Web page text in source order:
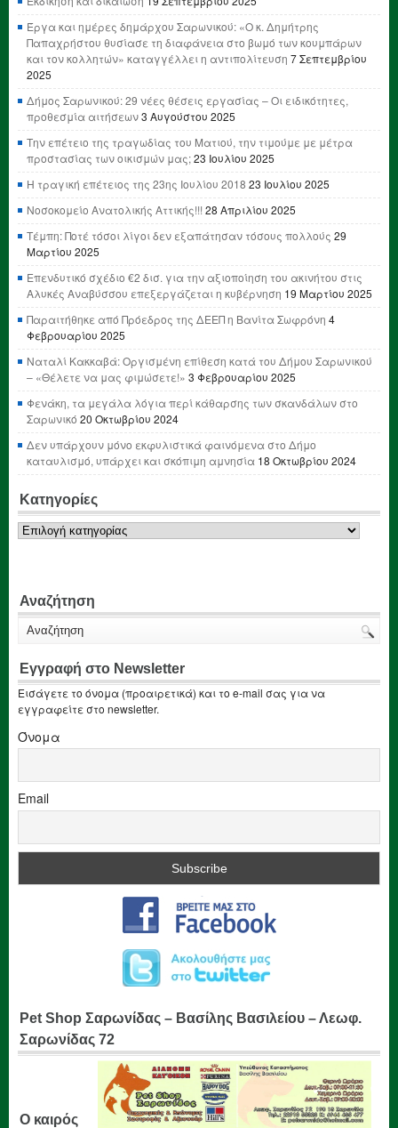
Έργα και ημέρες δημάρχου Σαρωνικού: «Ο κ. Δημήτρης
Παπαχρήστου θυσίασε τη διαφάνεια στο βωμό των κουμπάρων
και τον κολλητών» καταγγέλλει η αντιπολίτευση 7 Σεπτεμβρίου
2025
Δήμος Σαρωνικού: 29 νέες θέσεις εργασίας – Οι ειδικότητες,
προθεσμία αιτήσεων3 Αυγούστου 2025
Την επέτειο της τραγωδίας του Ματιού, την τιμούμε με μέτρα
προστασίας των οικισμών μας;23 Ιουλίου 2025
Η τραγική επέτειος της 23ης Ιουλίου 2018 23 Ιουλίου 2025
Νοσοκομείο Ανατολικής Αττικής!!! 28 Απριλίου 2025
Τέμπη: Ποτέ τόσοι λίγοι δεν εξαπάτησαν τόσους πολλούς 29
Μαρτίου 2025
Επενδυτικό σχέδιο €2 δισ. για την αξιοποίηση του ακινήτου στις
Αλυκές Αναβύσσου επεξεργάζεται η κυβέρνηση 19 Μαρτίου 2025
Παραιτήθηκε από Πρόεδρος της ΔΕΕΠ η Βανίτα Σωφρόνη 4
Φεβρουαρίου 2025
Ναταλί Κακκαβά: Οργισμένη επίθεση κατά του Δήμου Σαρωνικού
– «Θέλετε να μας φιμώσετε!» 3 Φεβρουαρίου 2025
Φενάκη, τα μεγάλα λόγια περί κάθαρσης των σκανδάλων στο
Σαρωνικό 20 Οκτωβρίου 2024
Δεν υπάρχουν μόνο εκφυλιστικά φαινόμενα στο Δήμο
καταυλισμό, υπάρχει και σκόπιμη αμνησία 18 Οκτωβρίου 2024
Κατηγορίες
Κατηγορίες
Αναζήτηση
Εγγραφή στο Newsletter
Εισάγετε το όνομα (προαιρετικά) και το e-mail σας για να
εγγραφείτε στο newsletter.
Όνομα
Email
Pet Shop Σαρωνίδας – Βασίλης Βασιλείου – Λεωφ.
Σαρωνίδας 72
Ο καιρός